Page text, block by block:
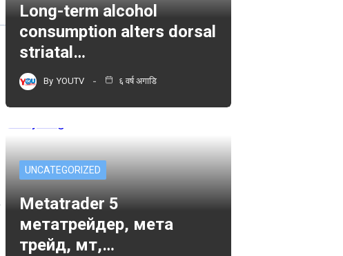
Long-term alcohol
consumption alters dorsal
striatal…
By YOUTV ६ वर्ष अगाडि
UNCATEGORIZED
Metatrader 5
метатрейдер, мета
трейд, мт,…